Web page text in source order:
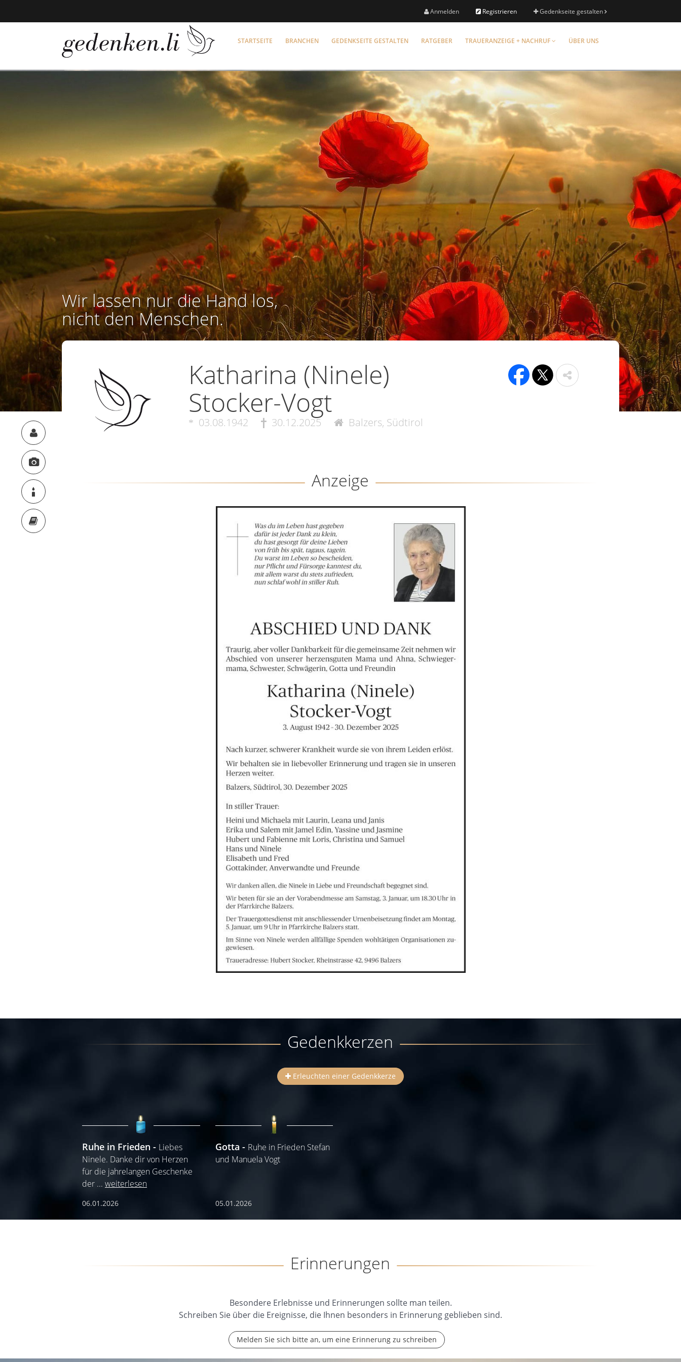
Anmelden Registrieren Gedenkseite gestalten
STARTSEITE BRANCHEN GEDENKSEITE GESTALTEN RATGEBER TRAUERANZEIGE + NACHRUF ÜBER UNS
Wir lassen nur die Hand los,
nicht den Menschen.
Katharina (Ninele)
Stocker-Vogt
03.08.1942 30.12.2025 Balzers, Südtirol
Anzeige
Gedenkkerzen
Erleuchten einer Gedenkkerze
Ruhe in Frieden
Liebes
Ninele. Danke dir von Herzen
für die jahrelangen Geschenke
der ... weiterlesen
06.01.2026
Gotta
Ruhe in Frieden Stefan
und Manuela Vogt
05.01.2026
Erinnerungen
Besondere Erlebnisse und Erinnerungen sollte man teilen.
Schreiben Sie über die Ereignisse, die Ihnen besonders in Erinnerung geblieben sind.
Melden Sie sich bitte an, um eine Erinnerung zu schreiben